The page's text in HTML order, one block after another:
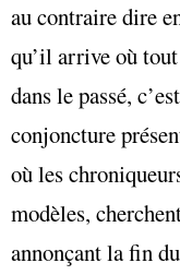
au contraire dire
qu’il arrive où
dans le passé,
conjoncture
où les
modèles,
annonçant la fin